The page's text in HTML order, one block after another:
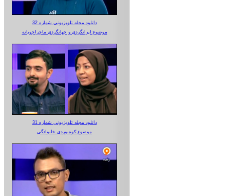
دانلود مجله تلویزیونی شماره 32
موضوع:ایرانگردی و جهانگردی ماجراجویانه
دانلود مجله تلویزیونی شماره 31
موضوع:کوه‌نوردی خانوادگی